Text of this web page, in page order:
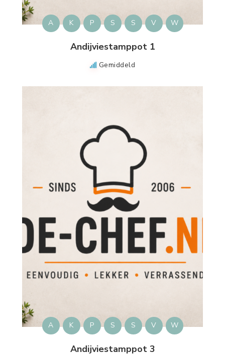
A K P S S V W
Andijviestamppot 1
Gemiddeld
A K P S S V W
Andijviestamppot 3